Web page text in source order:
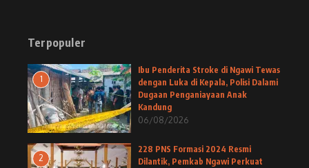
Terpopuler
1
Ibu Penderita Stroke di Ngawi Tewas
dengan Luka di Kepala, Polisi Dalami
Dugaan Penganiayaan Anak
Kandung
06/08/2026
2
228 PNS Formasi 2024 Resmi
Dilantik, Pemkab Ngawi Perkuat